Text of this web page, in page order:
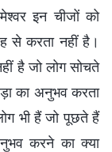
इन चीजों को
से करता नहीं है।
है जो लोग सोचते
का अनुभव करता
भी हैं जो पूछते हैं
करने का क्या